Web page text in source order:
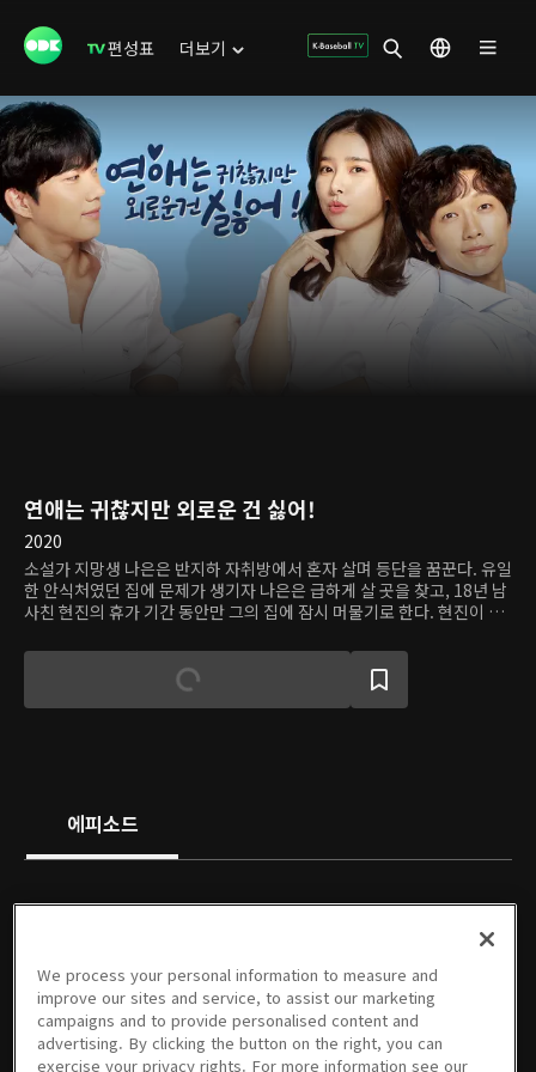
편성표 더보기
연애는 귀찮지만 외로운 건 싫어!
2020
소설가 지망생 나은은 반지하 자취방에서 혼자 살며 등단을 꿈꾼다. 유일
한 안식처였던 집에 문제가 생기자 나은은 급하게 살 곳을 찾고, 18년 남
사친 현진의 휴가 기간 동안만 그의 집에 잠시 머물기로 한다. 현진이 사
유주택 '해피투게더.' 그런데 나은의 시련은 끝나지 않았다. 전날 길거리
에서 때려눕힌 바람둥이를 이곳에서 다시 만난 것. 이제 옆집 남자가 되
어버린 그, 강우를 조금씩 알아가면서 나은은 그에게 호감을 가진다. 하
에피소드
01회
10/01/2025 • 1시간
02회
10/02/2025 • 59분
03회
10/08/2025 • 57분
04회
10/09/2025 • 58분
05회
10/15/2025 • 57분
We process your personal information to measure and
improve our sites and service, to assist our marketing
campaigns and to provide personalised content and
advertising. By clicking the button on the right, you can
exercise your privacy rights. For more information see our